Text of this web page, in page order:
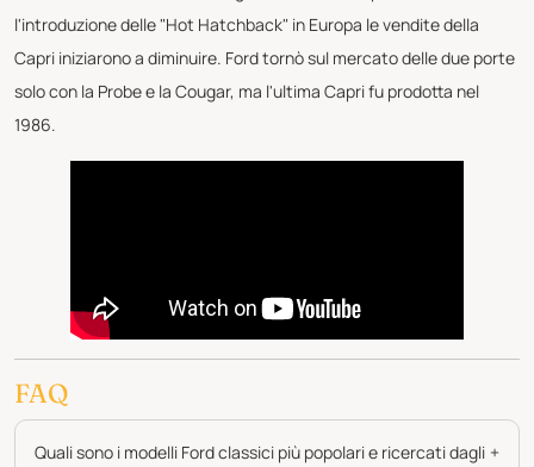
l'introduzione delle "Hot Hatchback" in Europa le vendite della
Capri iniziarono a diminuire. Ford tornò sul mercato delle due porte
solo con la Probe e la Cougar, ma l'ultima Capri fu prodotta nel
1986.
FAQ
Quali sono i modelli Ford classici più popolari e ricercati dagli +